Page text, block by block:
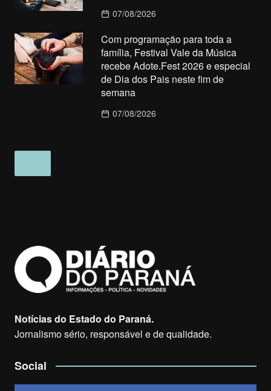
07/08/2026
Com programação para toda a
família, Festival Vale da Música
recebe Adote.Fest 2026 e especial
de Dia dos Pais neste fim de
semana
07/08/2026
Notícias do Estado do Paraná.
Jornalismo sério, responsável e de qualidade.
Social